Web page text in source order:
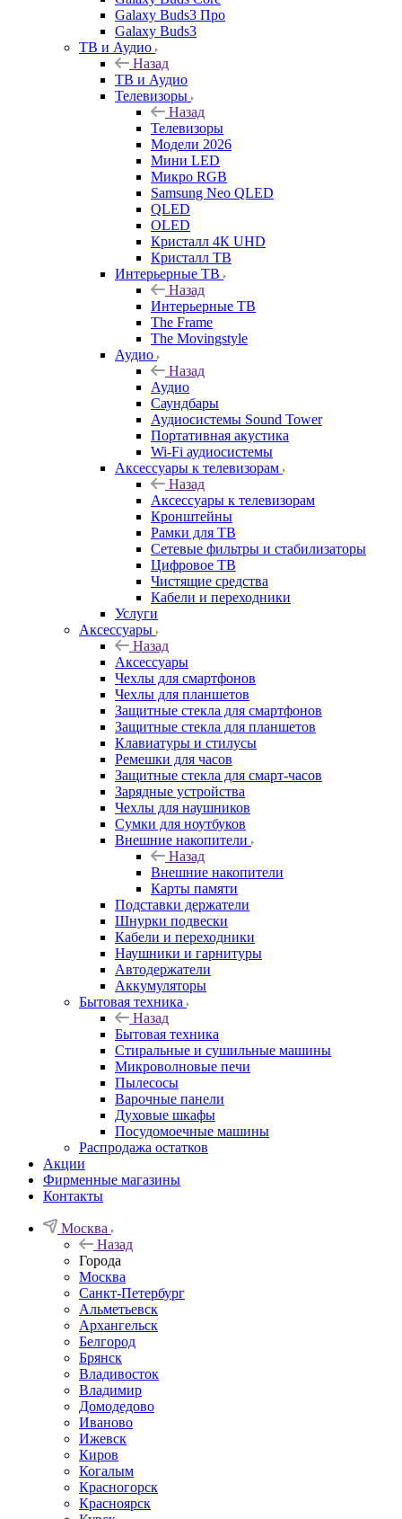
Galaxy Buds3 Про
Galaxy Buds3
ТВ и Аудио
Назад
ТВ и Аудио
Телевизоры
Назад
Телевизоры
Модели 2026
Мини LED
Микро RGB
Samsung Neo QLED
QLED
OLED
Кристалл 4К UHD
Кристалл ТВ
Интерьерные ТВ
Назад
Интерьерные ТВ
The Frame
The Movingstyle
Аудио
Назад
Аудио
Саундбары
Аудиосистемы Sound Tower
Портативная акустика
Wi-Fi аудиосистемы
Аксессуары к телевизорам
Назад
Аксессуары к телевизорам
Кронштейны
Рамки для ТВ
Сетевые фильтры и стабилизаторы
Цифровое ТВ
Чистящие средства
Кабели и переходники
Услуги
Аксессуары
Назад
Аксессуары
Чехлы для смартфонов
Чехлы для планшетов
Защитные стекла для смартфонов
Защитные стекла для планшетов
Клавиатуры и стилусы
Ремешки для часов
Защитные стекла для смарт-часов
Зарядные устройства
Чехлы для наушников
Сумки для ноутбуков
Внешние накопители
Назад
Внешние накопители
Карты памяти
Подставки держатели
Шнурки подвески
Кабели и переходники
Наушники и гарнитуры
Автодержатели
Аккумуляторы
Бытовая техника
Назад
Бытовая техника
Стиральные и сушильные машины
Микроволновые печи
Пылесосы
Варочные панели
Духовые шкафы
Посудомоечные машины
Распродажа остатков
Акции
Фирменные магазины
Контакты
Москва
Назад
Города
Москва
Санкт-Петербург
Альметьевск
Архангельск
Белгород
Брянск
Владивосток
Владимир
Домодедово
Иваново
Ижевск
Киров
Когалым
Красногорск
Красноярск